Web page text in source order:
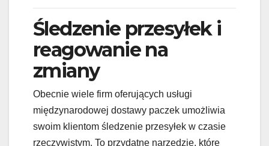
Śledzenie przesyłek i
reagowanie na
zmiany
Obecnie wiele firm oferujących usługi
międzynarodowej dostawy paczek umożliwia
swoim klientom śledzenie przesyłek w czasie
rzeczywistym. To przydatne narzędzie, które